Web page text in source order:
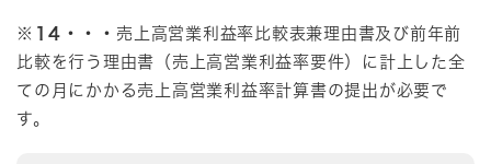
※14 ・・・ 売上高営業利益率比較表兼理由書​及び前年前
比較を行う理由書（売上高営業利益率要件）に計上した全
ての月にかかる売上高営業利益率計算書の提出が必要で
す。